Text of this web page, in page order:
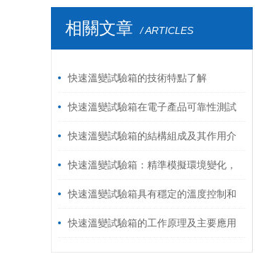
LED跌落試驗機
LCD包裝運輸振動臺
PCB電路板鼓風干燥箱
環壓強度試驗機
跌落試驗機
油墨脫色試驗機
線材彎折試驗機
插拔力試驗機
按鍵壽命試驗機
溫濕度振動三綜合試驗箱
相關文章 / ARTICLES
快速溫變試驗箱的技術特點了解
快速溫變試驗箱在電子產品可靠性測試
中的重要作用
快速溫變試驗箱的結構組成及其作用介
紹快速溫變試驗箱：精準模擬環境變化，
助力產品可靠性測試
快速溫變試驗箱具有穩定的溫度控制和
可靠的性能
快速溫變試驗箱的工作原理及主要應用